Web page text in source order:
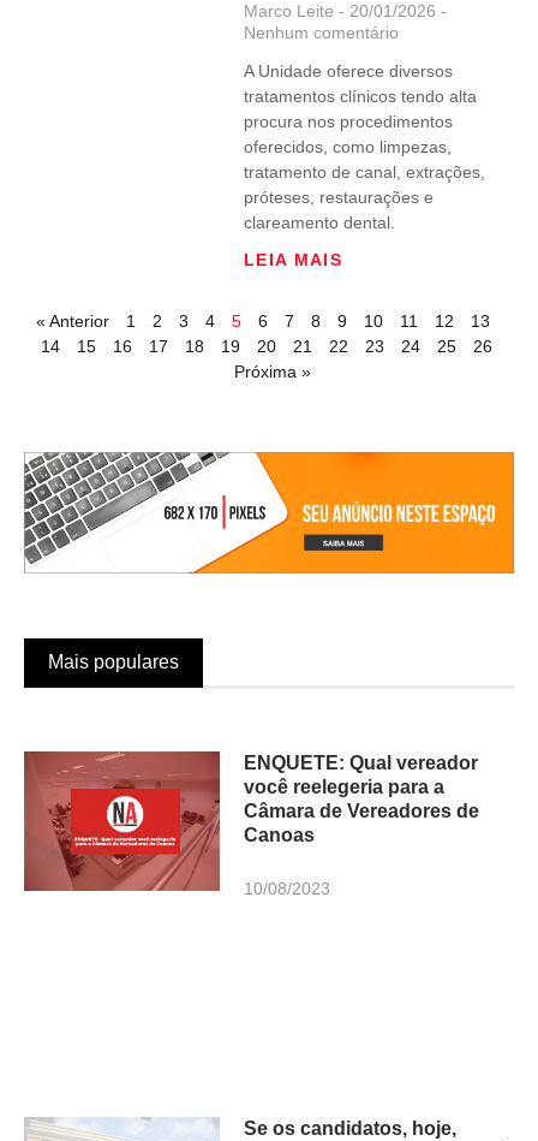
Marco Leite 20/01/2026
Nenhum comentário
A Unidade oferece diversos
tratamentos clínicos tendo alta
procura nos procedimentos
oferecidos, como limpezas,
tratamento de canal, extrações,
próteses, restaurações e
clareamento dental.
LEIA MAIS
« Anterior 1 2 3 4 5 6 7 8 9 10 11 12
13
14
15 16 17 18 19 20 21 22 23 24 25
26
Próxima »
Mais populares
ENQUETE: Qual vereador
você reelegeria para a
Câmara de Vereadores de
Canoas
10/08/2023
Se os candidatos, hoje,